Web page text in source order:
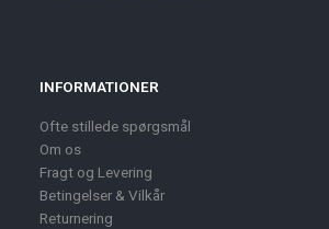
INFORMATIONER
Ofte stillede spørgsmål
Om os
Fragt og Levering
Betingelser & Vilkår
Returnering